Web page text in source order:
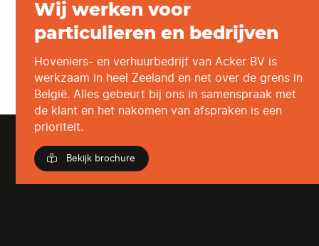
Wij werken voor
particulieren en bedrijven
Hoveniers- en verhuurbedrijf van Acker BV is
werkzaam in heel Zeeland en net over de grens in
België. Alles gebeurt bij ons in samenspraak met
de klant en het nakomen van afspraken is een
prioriteit.
Bekijk brochure